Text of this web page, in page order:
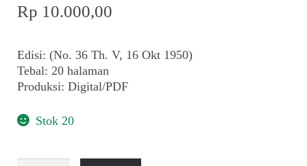
Cari Arsip
Rp 10.000,00
Edisi: (No. 36 Th. V, 16 Okt 1950)
Tebal: 20 halaman
Produksi: Digital/PDF
Stok 20